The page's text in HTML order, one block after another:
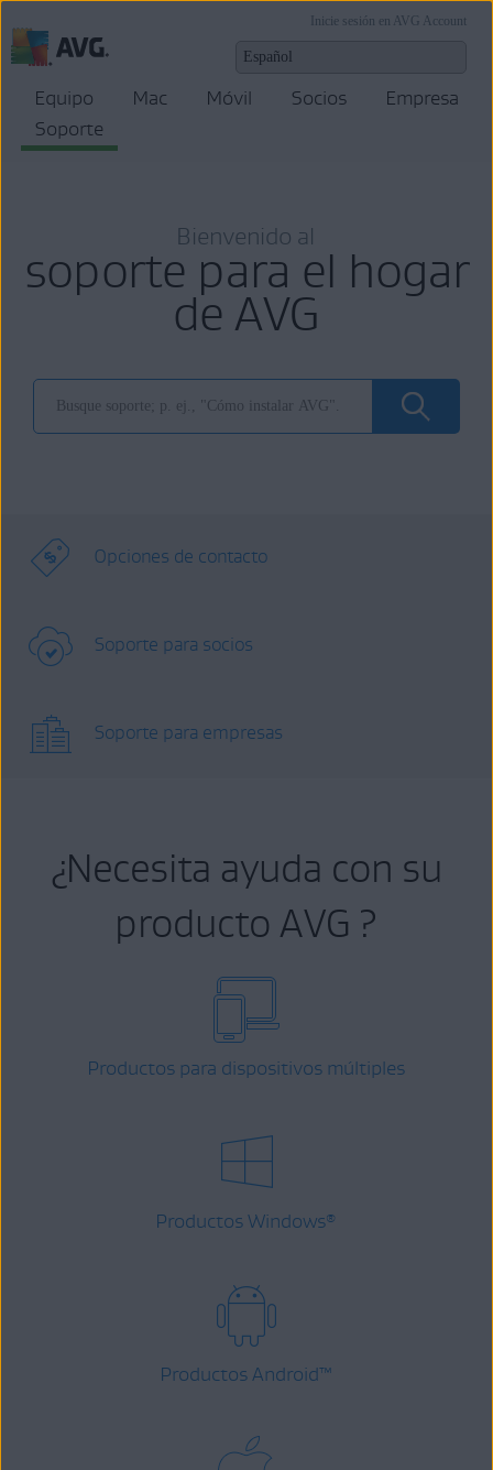
Inicie sesión en AVG Account
Equipo Mac Móvil Socios
Empresa
Soporte
Bienvenido al
soporte para el hogar
de AVG
Opciones de contacto
Soporte para socios
Soporte para empresas
¿Necesita ayuda con su
producto AVG ?
Productos para dispositivos múltiples
Productos Windows®
Productos Android™